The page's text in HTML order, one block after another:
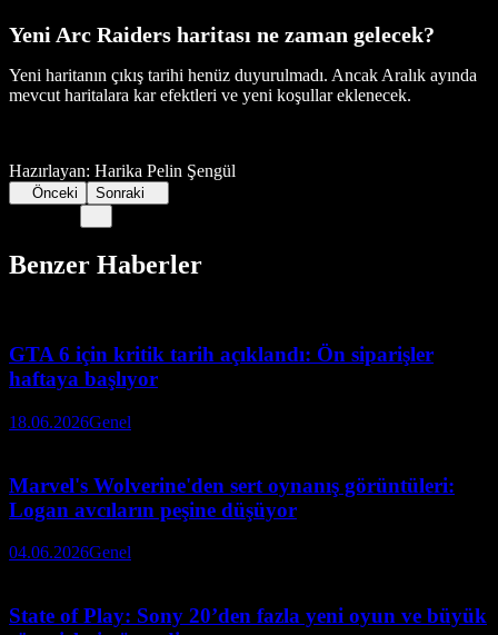
Yeni Arc Raiders haritası ne zaman gelecek?
Yeni haritanın çıkış tarihi henüz duyurulmadı. Ancak Aralık ayında
mevcut haritalara kar efektleri ve yeni koşullar eklenecek.
Hazırlayan: Harika Pelin Şengül
Önceki Sonraki
Benzer Haberler
GTA 6 için kritik tarih açıklandı: Ön siparişler
haftaya başlıyor
18.06.2026Genel
Marvel's Wolverine'den sert oynanış görüntüleri:
Logan avcıların peşine düşüyor
04.06.2026Genel
State of Play: Sony 20’den fazla yeni oyun ve büyük